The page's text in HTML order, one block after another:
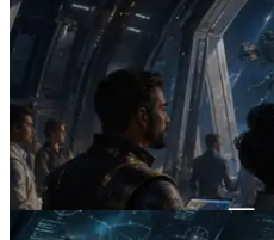
2026.07.04
ERPC Lanceert
RPC — Het Tijdperk
On Demand Voor
Lees dit artikel